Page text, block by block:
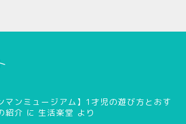
マンミュージアム】1才児の遊び方とおす
紹介 に 生活楽堂 より